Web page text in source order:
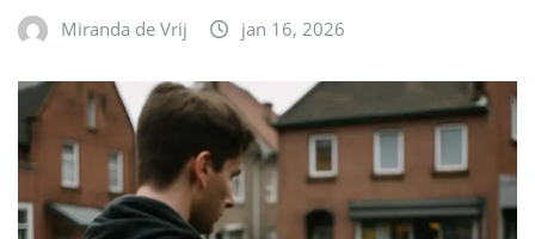
Miranda de Vrij jan 16, 2026